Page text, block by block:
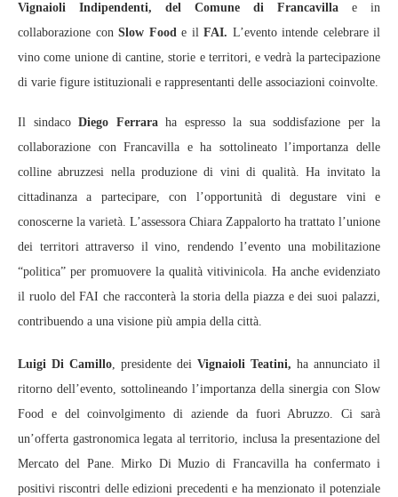
Vignaioli Indipendenti, del Comune di Francavilla e in
collaborazione conSlow Foode il FAI. L’evento intende celebrare il
vino come unione di cantine, storie e territori, e vedrà la partecipazione
di varie figure istituzionali e rappresentanti delle associazioni coinvolte.
Il sindaco Diego Ferraraha espresso la sua soddisfazione per la
collaborazione con Francavilla e ha sottolineato l’importanza delle
colline abruzzesi nella produzione di vini di qualità. Ha invitato la
cittadinanza a partecipare, con l’opportunità di degustare vini e
conoscerne la varietà. L’assessora Chiara Zappalorto ha trattato l’unione
dei territori attraverso il vino, rendendo l’evento una mobilitazione
“politica” per promuovere la qualità vitivinicola. Ha anche evidenziato
il ruolo del FAI che racconterà la storia della piazza e dei suoi palazzi,
contribuendo a una visione più ampia della città.
Luigi Di Camillo, presidente dei Vignaioli Teatini, ha annunciato il
ritorno dell’evento, sottolineando l’importanza della sinergia con Slow
Food e del coinvolgimento di aziende da fuori Abruzzo. Ci sarà
un’offerta gastronomica legata al territorio, inclusa la presentazione del
Mercato del Pane. Mirko Di Muzio di Francavilla ha confermato i
positivi riscontri delle edizioni precedenti e ha menzionato il potenziale